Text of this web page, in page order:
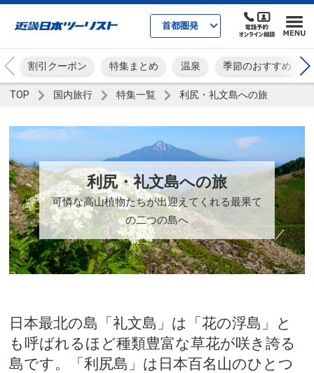
首都圏発
割引クーポン 特集まとめ 温泉 季節のおすすめ
TOP 国内旅行 特集一覧 利尻・礼文島への旅
利尻・礼文島への旅
可憐な高山植物たちが出迎えてくれる最果て
の二つの島へ
日本最北の島「礼文島」は「花の浮島」と
も呼ばれるほど種類豊富な草花が咲き誇る
島です。「利尻島」は日本百名山のひとつ